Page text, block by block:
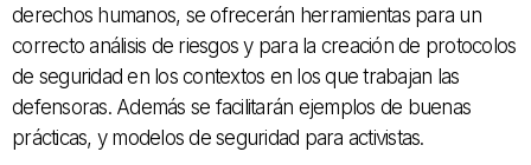
derechos humanos, se ofrecerán herramientas para un
correcto análisis de riesgos y para la creación de protocolos
de seguridad en los contextos en los que trabajan las
defensoras. Además se facilitarán ejemplos de buenas
prácticas, y modelos de seguridad para activistas.